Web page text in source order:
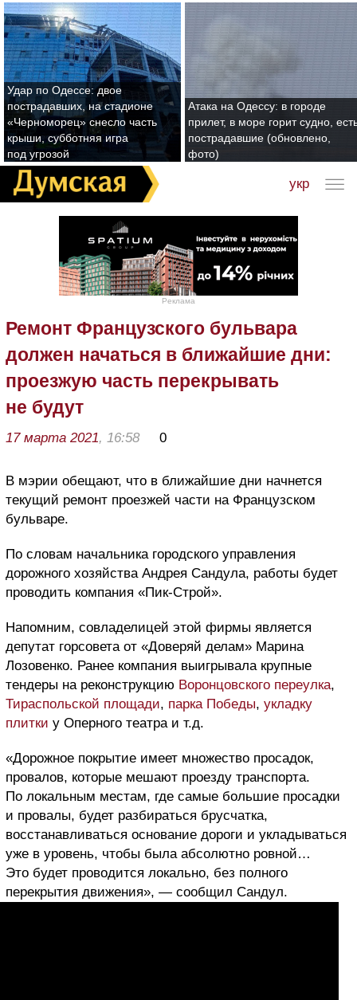
Удар по Одессе: двое
пострадавших, на стадионе
«Черноморец» снесло часть
крыши, субботняя игра
под угрозой
Атака на Одессу: в городе
прилет, в море горит судно,
пострадавшие (обновлено,
фото)
укр
Реклама
Ремонт Французского бульвара
должен начаться в ближайшие дни:
проезжую часть перекрывать
не будут
17 марта 2021, 16:58 0
В мэрии обещают, что в ближайшие дни начнется
текущий ремонт проезжей части на Французском
бульваре.
По словам начальника городского управления
дорожного хозяйства Андрея Сандула, работы будет
проводить компания «Пик-Строй».
Напомним, совладелицей этой фирмы является
депутат горсовета от «Доверяй делам» Марина
Лозовенко. Ранее компания выигрывала крупные
тендеры на реконструкцию Воронцовского переулка,
Тираспольской площади, парка Победы, укладку
плитки у Оперного театра и т.д.
«Дорожное покрытие имеет множество просадок,
провалов, которые мешают проезду транспорта.
По локальным местам, где самые большие просадки
и провалы, будет разбираться брусчатка,
восстанавливаться основание дороги и укладываться
уже в уровень, чтобы была абсолютно ровной…
Это будет проводится локально, без полного
перекрытия движения», — сообщил Сандул.